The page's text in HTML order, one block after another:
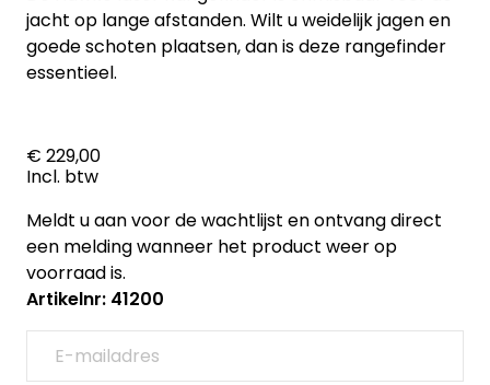
jacht op lange afstanden. Wilt u weidelijk jagen en
goede schoten plaatsen, dan is deze rangefinder
essentieel.
€ 229,00
Incl. btw
Meldt u aan voor de wachtlijst en ontvang direct
een melding wanneer het product weer op
voorraad is.
Artikelnr: 41200